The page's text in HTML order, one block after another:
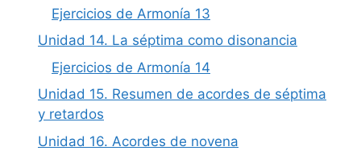
Ejercicios de Armonía 13
Unidad 14. La séptima como disonancia
Ejercicios de Armonía 14
Unidad 15. Resumen de acordes de séptima
y retardos
Unidad 16. Acordes de novena